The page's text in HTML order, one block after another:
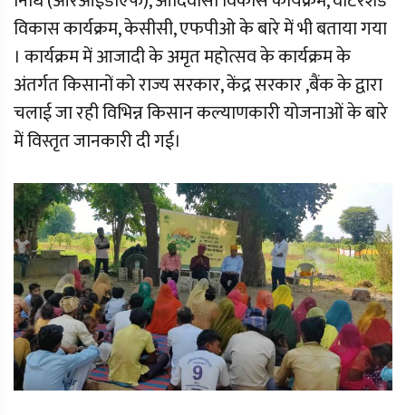
विकास कार्यक्रम, केसीसी, एफपीओ के बारे में भी बताया गया
। कार्यक्रम में आजादी के अमृत महोत्सव के कार्यक्रम के
अंतर्गत किसानों को राज्य सरकार, केंद्र सरकार ,बैंक के द्वारा
चलाई जा रही विभिन्न किसान कल्याणकारी योजनाओं के बारे
में विस्तृत जानकारी दी गई।